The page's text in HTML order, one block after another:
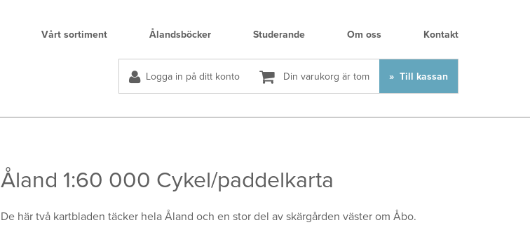
Vårt sortiment Ålandsböcker Studerande Om oss Kontakt
Logga in på ditt konto Din varukorg är tom Till kassan
Åland 1:60 000 Cykel/paddelkarta
De här två kartbladen täcker hela Åland och en stor del av skärgården väster om Åbo.